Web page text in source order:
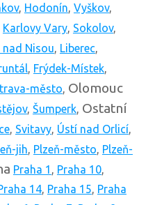
, Hodonín, Vyškov,
Karlovy Vary, Sokolov,
Nisou, Liberec,
, Frýdek-Místek,
město, Olomouc
, Šumperk, Ostatní
, Svitavy, Ústí nad Orlicí,
jih, Plzeň-město, Plzeň-
Praha 1 , Praha 10,
14, Praha 15, Praha